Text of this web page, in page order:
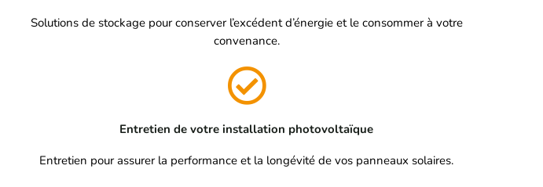
Solutions de stockage pour conserver l’excédent d’énergie et le consommer à votre
convenance.
Entretien de votre installation photovoltaïque
Entretien pour assurer la performance et la longévité de vos panneaux solaires.